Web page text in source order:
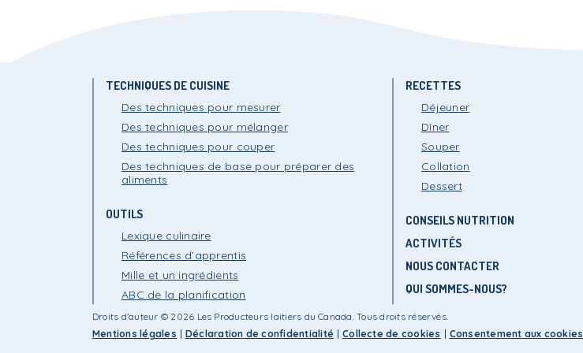
TECHNIQUES DE CUISINE
Des techniques pour mesurer
Des techniques pour mélanger
Des techniques pour couper
Des techniques de base pour préparer des
aliments
OUTILS
Lexique culinaire
Références d’apprentis
Mille et un ingrédients
ABC de la planification
RECETTES
Déjeuner
Dîner
Souper
Collation
Dessert
CONSEILS NUTRITION
ACTIVITÉS
NOUS CONTACTER
QUI SOMMES-NOUS?
Droits d’auteur © 2026 Les Producteurs laitiers du Canada. Tous droits réservés.
Mentions légales
Déclaration de confidentialité Collecte de cookies Consentement aux cookies